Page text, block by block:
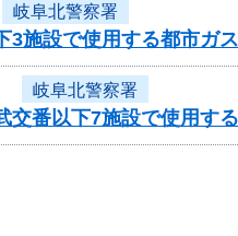
岐阜北警察署
3施設で使用する都市ガ
岐阜北警察署
交番以下7施設で使用す